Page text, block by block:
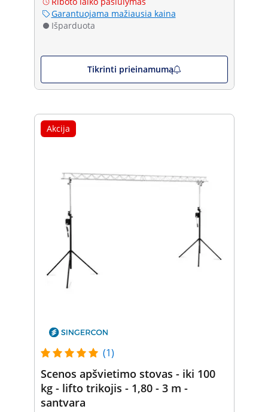
Garantuojama mažiausia kaina
Išparduota
Tikrinti prieinamumą
Akcija
(1)
Scenos apšvietimo stovas - iki 100
kg - lifto trikojis - 1,80 - 3 m -
santvara